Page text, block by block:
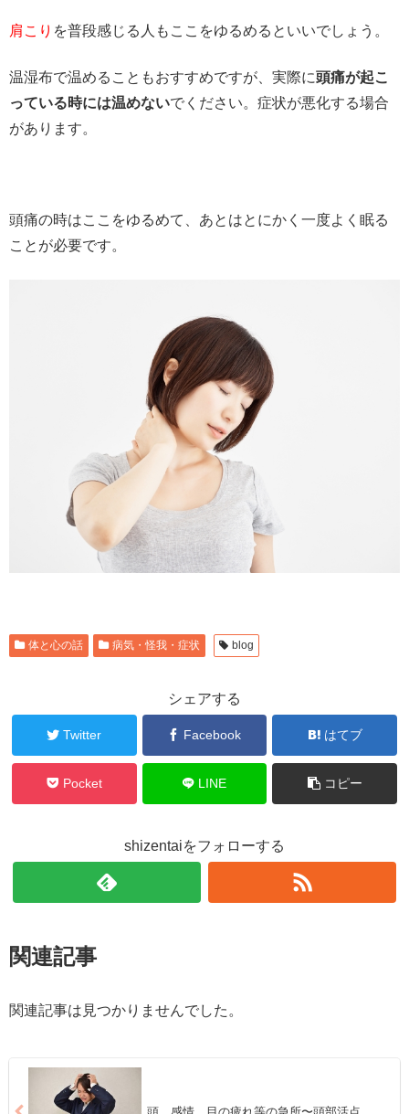
肩こり を普段感じる人もここをゆるめるといいでしょう。
温湿布で温めることもおすすめですが、実際に頭痛が起こ
っている時には温めないでください。症状が悪化する場合
があります。
頭痛の時はここをゆるめて、あとはとにかく一度よく眠る
ことが必要です。
体と心の話 病気・怪我・症状 blog
シェアする
Twitter Facebook はてブ
Pocket LINE コピー
shizentaiをフォローする
関連記事
関連記事は見つかりませんでした。